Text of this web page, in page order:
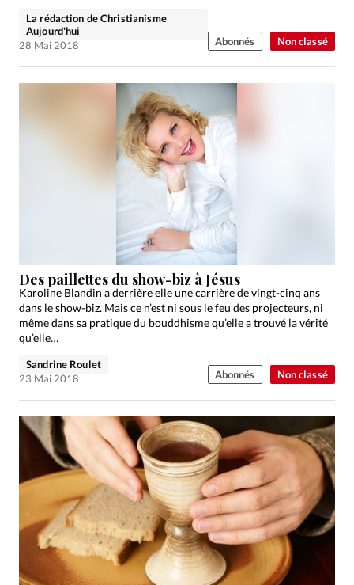
Non classé
La rédaction de Christianisme
Aujourd'hui
28 Mai 2018
Abonnés
Non classé
Des paillettes du show-biz à Jésus
Karoline Blandin a derrière elle une carrière de vingt-cinq ans
dans le show-biz. Mais ce n’est ni sous le feu des projecteurs, ni
même dans sa pratique du bouddhisme qu’elle a trouvé la vérité
qu’elle…
Sandrine Roulet
23 Mai 2018
Abonnés